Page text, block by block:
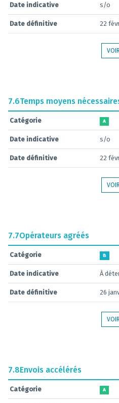
Date indicative s/o
Date définitive 22
7.6Temps moyens
Catégorie A
Date indicative s/o
Date définitive 22
7.7Opérateurs agréés
Catégorie B
Date indicative À
Date définitive 26
7.8Envois accélérés
Catégorie A